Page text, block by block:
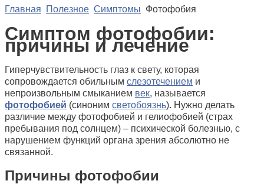
Главная Полезное Симптомы Фотофобия
Симптом фотофобии:
причины и лечение
Гиперчувствительность глаз к свету, которая
сопровождается обильным слезотечением и
непроизвольным смыканием век, называется
фотофобией (синоним светобоязнь). Нужно делать
различие между фотофобией и гелиофобией (страх
пребывания под солнцем) – психической болезнью, с
нарушением функций органа зрения абсолютно не
связанной.
Причины фотофобии